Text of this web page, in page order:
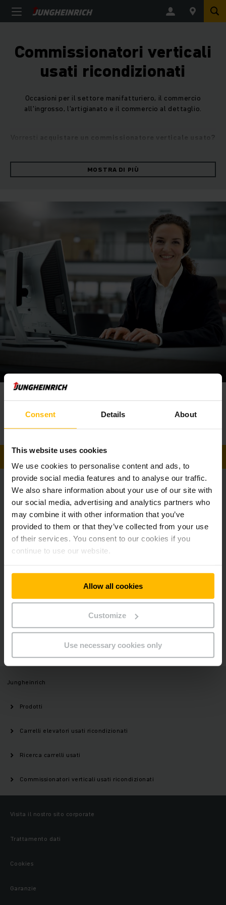
Consent Details About
This website uses cookies
We use cookies to personalise content and ads, to
provide social media features and to analyse our traffic.
We also share information about your use of our site with
our social media, advertising and analytics partners who
may combine it with other information that you’ve
provided to them or that they’ve collected from your use
of their services. You consent to our cookies if you
continue to use our website.
Allow all cookies
Customize
Use necessary cookies only
Commissionatori verticali
usati ricondizionati
Occasioni per il settore manifatturiero, il commercio
all'ingrosso, l'artigianato e il commercio al dettaglio.
Vorresti
acquistare un commissionatore verticale usato?
rinnovati e riportati a condizioni tecniche ed estetiche
eccellenti. Tutti i nostri commissionatori verticali usati sono
il nostro esclusivo metodo di revisione basato sul principio
delle 5 stelle e i più alti standard di sicurezza e sostenibilità.
Commissionatori verticali usati
ricondizionati: risparmio di costi e di CO2.
L'acquisto da Jungheinrich diun commissionatore verticale
usato
è un'alternativa vantaggiosa rispetto all'acquisto di un
carrello nuovo, senza rinunciare alla qualità e alla garanzia.
Inoltre, con i nostri JUNGSTARS, oltre a risparmiare sui costi,
consenti un risparmio di CO2, perché i componenti vengono
rielaborati e non devono essere prodotti di nuovo. Rispetto
ad una nuova produzione, un carrello commissionatore
verticale usato di Jungheinrich consente di risparmiare fino
Nella nostra pagina di
usatitroverai diversi commissionatori verticali usati tra cui
commissionatori verticali nuovi, con tecnologia
all'avanguardia per ottenere ancora più efficienza e
MOSTRA DI PIÙ
Desideripiù informazioni?
Contattaci!
Telefono
800-368485
Rimani aggiornato
RICEVI LA
NOSTRA
NEWSLETTER
Social media
Possiamo aiutarti?
Jungheinrich
Prodotti
Carrelli elevatori usati ricondizionati
Ricerca carrelli usati
Commissionatori verticali usati ricondizionati
Visita il nostro sito corporate
Trattamento dati
Cookies
Garanzie